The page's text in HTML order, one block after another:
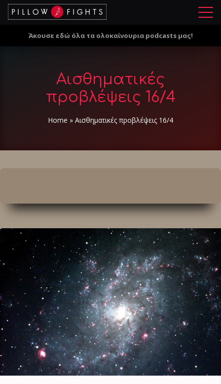
Μ
ο
Άκουσε εδώ όλα τα ολοκαίνουρια podcasts μας!
Αισθηματικές
προβλέψεις 16/4
Home » Αισθηματικές προβλέψεις 16/4